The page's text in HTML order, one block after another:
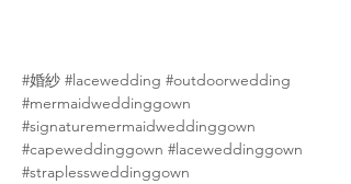
#婚紗 #lacewedding #outdoorwedding
#mermaidweddinggown
#signaturemermaidweddinggown
#capeweddinggown #laceweddinggown
#straplessweddinggown